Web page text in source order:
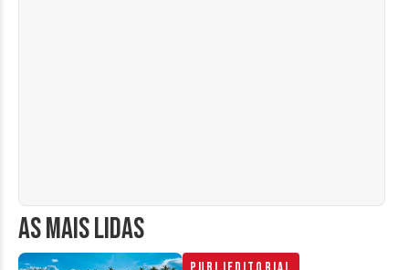
AS MAIS LIDAS